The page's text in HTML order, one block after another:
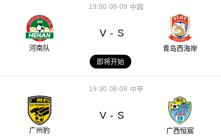
08-09
19:00 中超
河南队
V - S
青岛西海岸
即将开始
08-09
19:30 中甲
广州豹
V - S
广西恒宸